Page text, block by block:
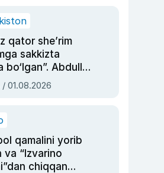
qator she’rim
sakkizta
bo‘lgan”. Abdulla
siyosiy
asrab
/ 01.08.2026
qamalini yorib
va “Izvarino
chiqqan